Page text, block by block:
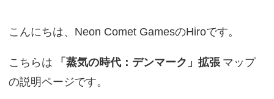
こんにちは、Neon Comet GamesのHiroです。
こちらは 「蒸気の時代：デンマーク」拡張 マップ
の説明ページです。